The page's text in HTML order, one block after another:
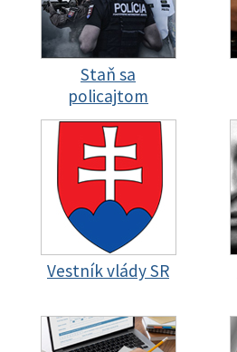
Staň sa
policajtom
Vestník vlády SR